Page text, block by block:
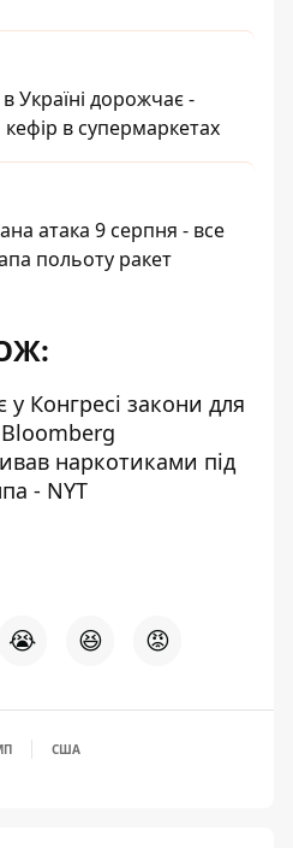
Україні дорожчає -
в супермаркетах
атака 9 серпня - все
польоту ракет
Конгресі закони для
Bloomberg
наркотиками під
- NYT
😭 😆 😡
США